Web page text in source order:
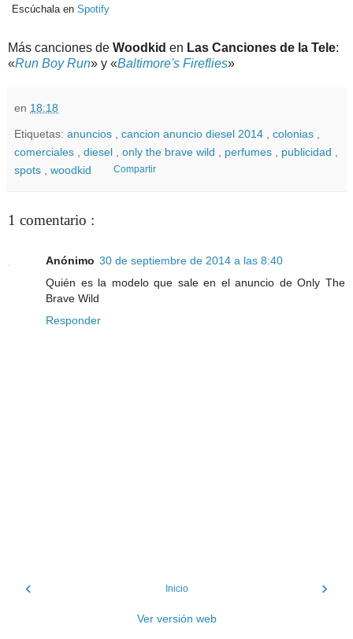
Escúchala en Spotify
Más canciones de Woodkid en Las Canciones de la Tele:
«Run Boy Run» y «Baltimore's Fireflies»
en 18:18
Etiquetas: anuncios cancion anuncio diesel 2014 colonias
comerciales
diesel only the brave wild perfumes publicidad
spots
woodkid Compartir
1 comentario :
Anónimo 30 de septiembre de 2014 a las 8:40
Quién es la modelo que sale en el anuncio de Only The
Brave Wild
Responder
‹ ›
Inicio
Ver versión web